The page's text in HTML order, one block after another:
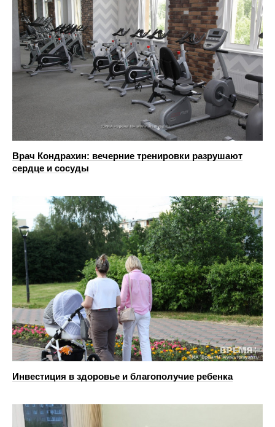
Врач Кондрахин: вечерние тренировки разрушают
сердце и сосуды
Инвестиция в здоровье и благополучие ребенка